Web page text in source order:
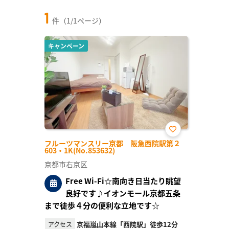
1 件（1/1ページ）
キャンペーン
フルーツマンスリー京都 阪急西院駅第２
603・1K(No.853632)
お気
に入
京都市右京区
Free Wi-Fi☆南向き日当たり眺望
良好です♪イオンモール京都五条
まで徒歩４分の便利な立地です☆
アクセス 京福嵐山本線「西院駅」徒歩12分